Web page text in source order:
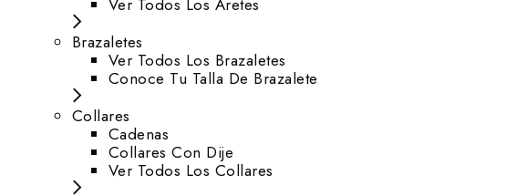
Ver Todos Los Aretes
Brazaletes
Ver Todos Los Brazaletes
Conoce Tu Talla De Brazalete
Collares
Cadenas
Collares Con Dije
Ver Todos Los Collares